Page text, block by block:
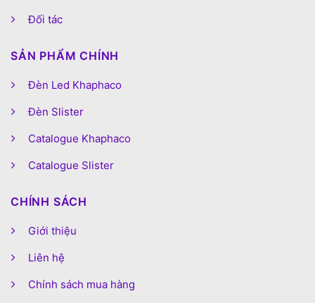
Đối tác
SẢN PHẨM CHÍNH
Đèn Led Khaphaco
Đèn Slister
Catalogue Khaphaco
Catalogue Slister
CHÍNH SÁCH
Giới thiệu
Liên hệ
Chính sách mua hàng